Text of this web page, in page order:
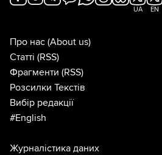
UA EN
Про нас (About us)
Статті (RSS)
Фрагменти (RSS)
Розсилки Текстів
Вибір редакції
#English
Журналістика даних